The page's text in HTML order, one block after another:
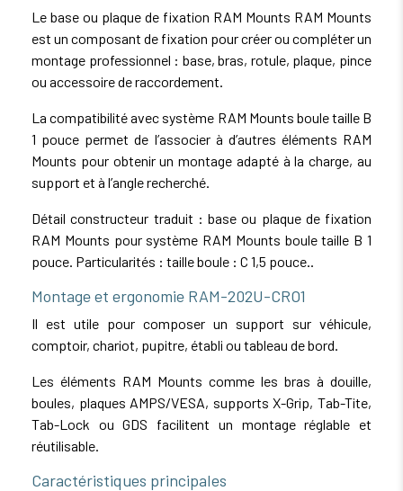
Le base ou plaque de fixation RAM Mounts RAM Mounts
est un composant de fixation pour créer ou compléter un
montage professionnel : base, bras, rotule, plaque, pince
ou accessoire de raccordement.
La compatibilité avec système RAM Mounts boule taille B
1 pouce permet de l’associer à d’autres éléments RAM
Mounts pour obtenir un montage adapté à la charge, au
support et à l’angle recherché.
Détail constructeur traduit : base ou plaque de fixation
RAM Mounts pour système RAM Mounts boule taille B 1
pouce. Particularités : taille boule : C 1,5 pouce..
Montage et ergonomie RAM-202U-CRO1
Il est utile pour composer un support sur véhicule,
comptoir, chariot, pupitre, établi ou tableau de bord.
Les éléments RAM Mounts comme les bras à douille,
boules, plaques AMPS/VESA, supports X-Grip, Tab-Tite,
Tab-Lock ou GDS facilitent un montage réglable et
réutilisable.
Caractéristiques principales